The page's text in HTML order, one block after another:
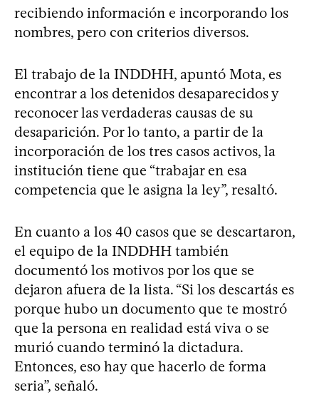
recibiendo información e incorporando los
nombres, pero con criterios diversos.
El trabajo de la INDDHH, apuntó Mota, es
encontrar a los detenidos desaparecidos y
reconocer las verdaderas causas de su
desaparición. Por lo tanto, a partir de la
incorporación de los tres casos activos, la
institución tiene que “trabajar en esa
competencia que le asigna la ley”, resaltó.
En cuanto a los 40 casos que se descartaron,
el equipo de la INDDHH también
documentó los motivos por los que se
dejaron afuera de la lista. “Si los descartás es
porque hubo un documento que te mostró
que la persona en realidad está viva o se
murió cuando terminó la dictadura.
Entonces, eso hay que hacerlo de forma
seria”, señaló.